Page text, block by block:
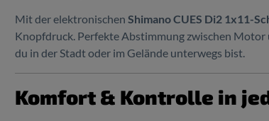
Mit der elektronischen Shimano CUES Di2 1x11-
Knopfdruck. Perfekte Abstimmung zwischen Motor
du in der Stadt oder im Gelände unterwegs bist.
Komfort & Kontrolle in